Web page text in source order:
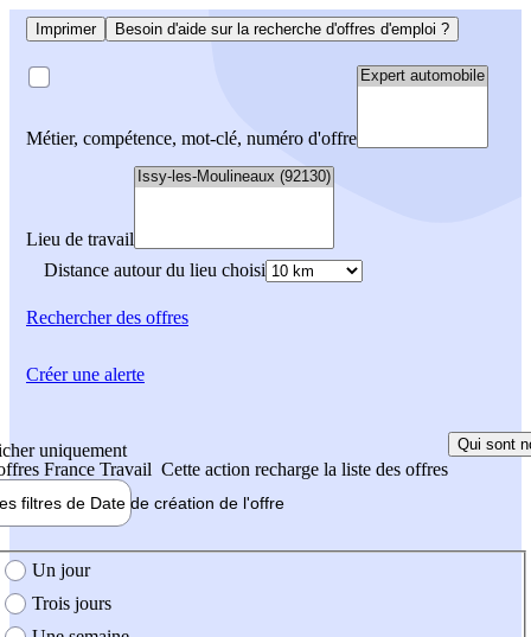
Imprimer Besoin d'aide sur la recherche d'offres d'emploi ?
Métier, compétence, mot-clé, numéro d'offre
Lieu de travail
Distance autour du lieu choisi
Rechercherdes offres
uniquement
France Travail Cette action recharge la liste des offres
Qui sont
filtres de Date de création de l'offre
création de l'offre
Un jour
Trois jours
Créer une alerte